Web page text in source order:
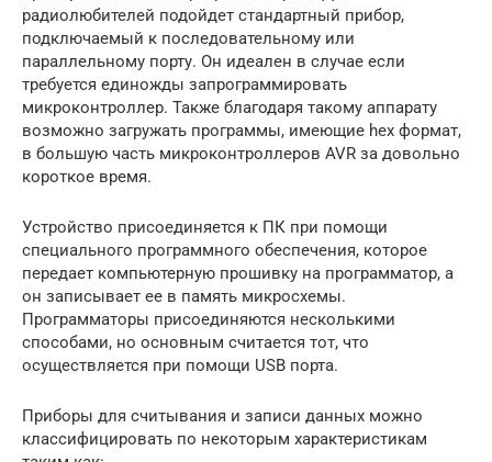
радиолюбителей подойдет стандартный прибор,
подключаемый к последовательному или
параллельному порту. Он идеален в случае если
требуется единожды запрограммировать
микроконтроллер. Также благодаря такому аппарату
возможно загружать программы, имеющие hex формат,
в большую часть микроконтроллеров AVR за довольно
короткое время.
Устройство присоединяется к ПК при помощи
специального программного обеспечения, которое
передает компьютерную прошивку на программатор, а
он записывает ее в память микросхемы.
Программаторы присоединяются несколькими
способами, но основным считается тот, что
осуществляется при помощи USB порта.
Приборы для считывания и записи данных можно
классифицировать по некоторым характеристикам